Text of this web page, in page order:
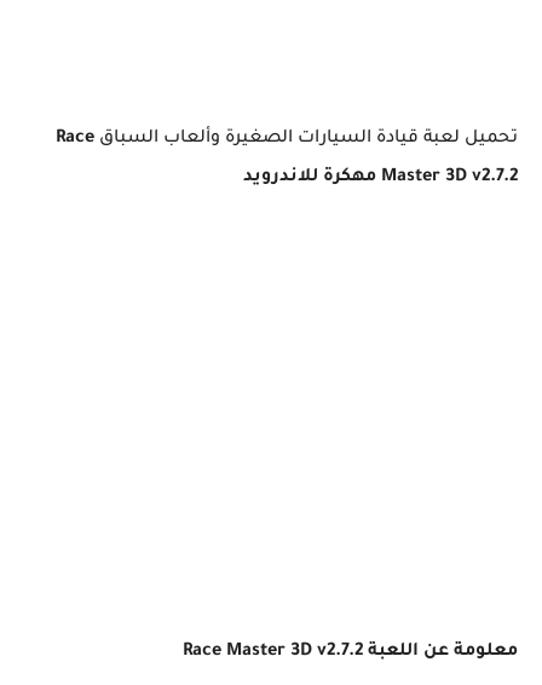
تحميل لعبة قيادة السيارات الصغيرة وألعاب السباق Race
Master 3D v2.7.2 مهكرة للاندرويد
معلومة عن اللعبة Race Master 3D v2.7.2